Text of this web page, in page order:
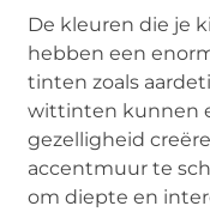
De kleuren die je
hebben een
tinten zoals
wittinten kunnen
gezelligheid
accentmuur te
om diepte en